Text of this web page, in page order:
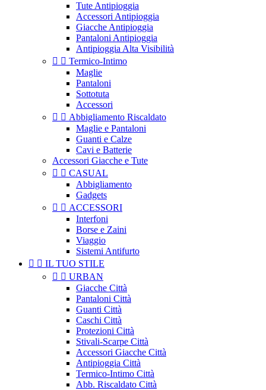
Tute Antipioggia
Accessori Antipioggia
Giacche Antipioggia
Pantaloni Antipioggia
Antipioggia Alta Visibilità
  Termico-Intimo
Maglie
Pantaloni
Sottotuta
Accessori
  Abbigliamento Riscaldato
Maglie e Pantaloni
Guanti e Calze
Cavi e Batterie
Accessori Giacche e Tute
  CASUAL
Abbigliamento
Gadgets
  ACCESSORI
Interfoni
Borse e Zaini
Viaggio
Sistemi Antifurto
  IL TUO STILE
  URBAN
Giacche Città
Pantaloni Città
Guanti Città
Caschi Città
Protezioni Città
Stivali-Scarpe Città
Accessori Giacche Città
Antipioggia Città
Termico-Intimo Città
Abb. Riscaldato Città